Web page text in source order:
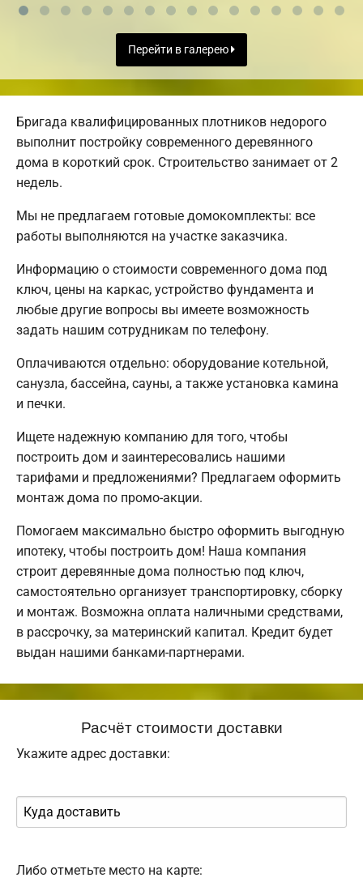
Перейти в галерею
Бригада квалифицированных плотников недорого
выполнит постройку современного деревянного
дома в короткий срок. Строительство занимает от 2
недель.
Мы не предлагаем готовые домокомплекты: все
работы выполняются на участке заказчика.
Информацию о стоимости современного дома под
ключ, цены на каркас, устройство фундамента и
любые другие вопросы вы имеете возможность
задать нашим сотрудникам по телефону.
Оплачиваются отдельно: оборудование котельной,
санузла, бассейна, сауны, а также установка камина
и печки.
Ищете надежную компанию для того, чтобы
построить дом и заинтересовались нашими
тарифами и предложениями? Предлагаем оформить
монтаж дома по промо-акции.
Помогаем максимально быстро оформить выгодную
ипотеку, чтобы построить дом! Наша компания
строит деревянные дома полностью под ключ,
самостоятельно организует транспортировку, сборку
и монтаж. Возможна оплата наличными средствами,
в рассрочку, за материнский капитал. Кредит будет
выдан нашими банками-партнерами.
Расчёт стоимости доставки
Укажите адрес доставки:
Либо отметьте место на карте: